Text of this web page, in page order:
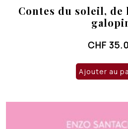
Contes du soleil,
CHF
Ajouter au